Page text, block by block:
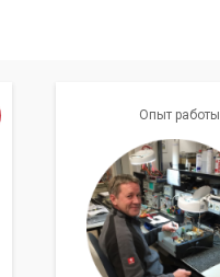
Опыт работы